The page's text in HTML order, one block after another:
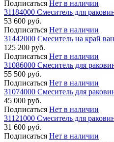
Подписаться Нет в наличии
31184000 Смеситель для
53 600 руб.
Подписаться Нет в наличии
31442000 Смеситель на край
125 200 руб.
Подписаться Нет в наличии
31086000 Смеситель для
55 500 руб.
Подписаться Нет в наличии
31074000 Смеситель для
45 000 руб.
Подписаться Нет в наличии
31121000 Смеситель для
31 600 руб.
Подписаться Нет в наличии